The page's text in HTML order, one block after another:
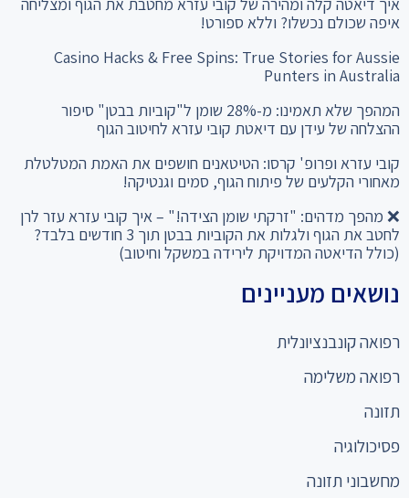
Casino Hacks & Free Spins: True Stories for Aussie
קובי עזרא ופרופ' קרסו: הטיטאנים חושפים את האמת המטלטלת
❌ מהפך מדהים: "זרקתי שומן הצידה!" – איך קובי עזרא עזר לרן
(כולל הדיאטה המדויקת לירידה במשקל וחיטוב)
נושאים מעניינים
רפואה קונבנציונלית
רפואה משלימה
תזונה
פסיכולוגיה
מחשבוני תזונה
כניסה למומחים